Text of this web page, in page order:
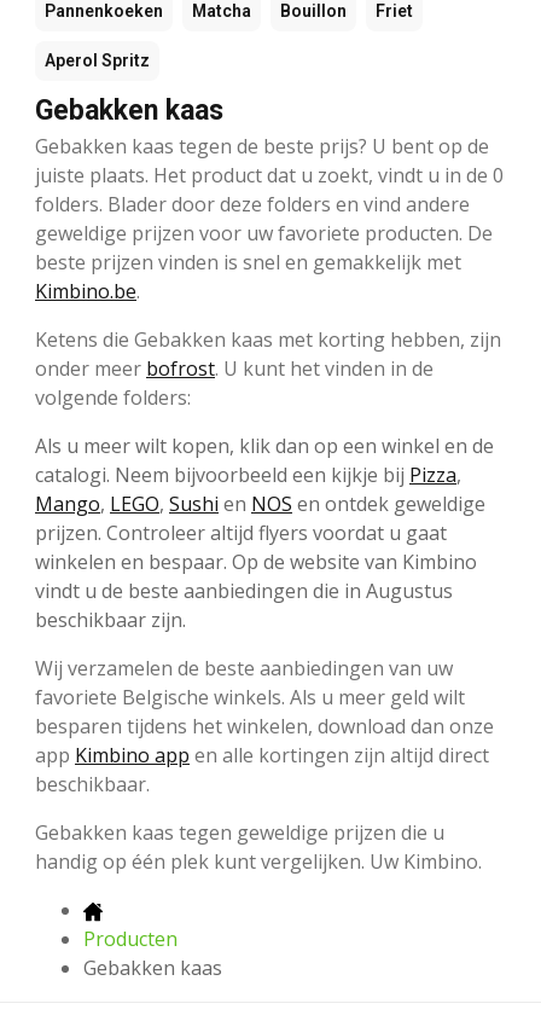
Pannenkoeken Matcha Bouillon Friet
Aperol Spritz
Gebakken kaas
Gebakken kaas tegen de beste prijs? U bent op de
juiste plaats. Het product dat u zoekt, vindt u in de 0
folders. Blader door deze folders en vind andere
geweldige prijzen voor uw favoriete producten. De
beste prijzen vinden is snel en gemakkelijk met
Kimbino.be.
Ketens die Gebakken kaas met korting hebben, zijn
onder meer bofrost. U kunt het vinden in de
volgende folders:
Als u meer wilt kopen, klik dan op een winkel en de
catalogi. Neem bijvoorbeeld een kijkje bij Pizza,
Mango, LEGO, Sushi en NOS en ontdek geweldige
prijzen. Controleer altijd flyers voordat u gaat
winkelen en bespaar. Op de website van Kimbino
vindt u de beste aanbiedingen die in Augustus
beschikbaar zijn.
Wij verzamelen de beste aanbiedingen van uw
favoriete Belgische winkels. Als u meer geld wilt
besparen tijdens het winkelen, download dan onze
app Kimbino app en alle kortingen zijn altijd direct
beschikbaar.
Gebakken kaas tegen geweldige prijzen die u
handig op één plek kunt vergelijken. Uw Kimbino.
Producten
Gebakken kaas